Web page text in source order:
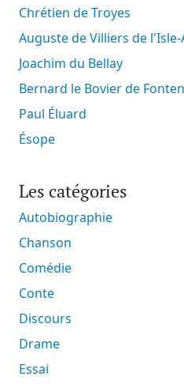
Chrétien de Troyes
Auguste de Villiers de
Joachim du Bellay
Bernard le Bovier de
Paul Éluard
Ésope
Les catégories
Autobiographie
Chanson
Comédie
Conte
Discours
Drame
Essai